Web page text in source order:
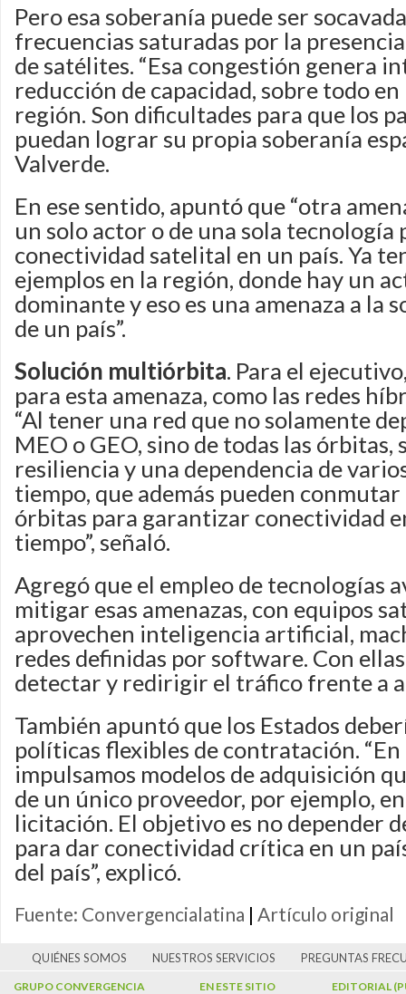
Pero esa soberanía puede ser
frecuencias saturadas por la
de satélites. “Esa congestión genera
reducción de capacidad, sobre todo en
región. Son dificultades para que los
puedan lograr su propia soberanía
Valverde.
En ese sentido, apuntó que “otra
un solo actor o de una sola tecnología
conectividad satelital en un país. Ya
ejemplos en la región, donde hay un
dominante y eso es una amenaza a la
de un país”.
Solución multiórbita. Para el
para esta amenaza, como las redes
“Al tener una red que no solamente
MEO o GEO, sino de todas las órbitas,
resiliencia y una dependencia de
tiempo, que además pueden
órbitas para garantizar conectividad
tiempo”, señaló.
Agregó que el empleo de tecnologías
mitigar esas amenazas, con equipos
aprovechen inteligencia artificial,
redes definidas por software. Con
detectar y redirigir el tráfico frente a
También apuntó que los Estados
políticas flexibles de contratación.
impulsamos modelos de adquisición
de un único proveedor, por ejemplo,
licitación. El objetivo es no depender
para dar conectividad crítica en un
del país”, explicó.
Fuente: Convergencialatina | Artículo original
QUIÉNES SOMOS NUESTROS SERVICIOS PREGUNTAS
GRUPO CONVERGENCIA
EN ESTE SITIO
EDITORIAL